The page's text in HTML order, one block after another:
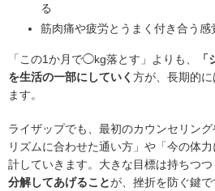
る
筋肉痛や疲労とうまく付き合う感
「この1か月で◯kg落とす」よりも、
を生活の一部にしていく 方が、長期的
ます。
ライザップでも、最初のカウンセリン
リズムに合わせた通い方」や「今の体
計していきます。大きな目標は持ちつつ
分解してあげることが、挫折を防ぐ鍵で